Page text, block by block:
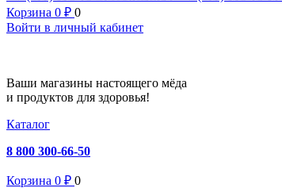
Корзина 0 ₽ 0
Войти в личный кабинет
Ваши магазины настоящего мёда
и продуктов для здоровья!
Каталог
8 800 300-66-50
Корзина 0 ₽ 0